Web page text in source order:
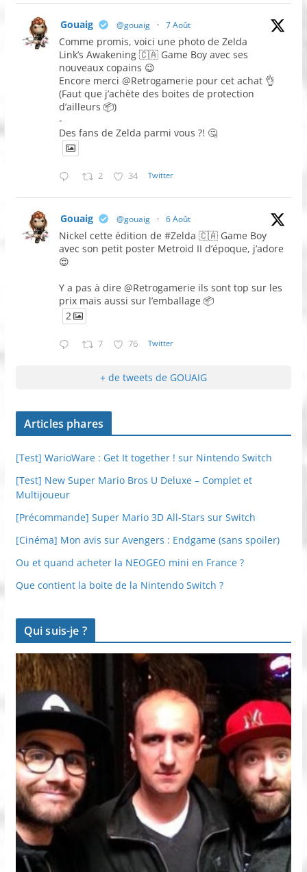
Gouaig @gouaig · 7 Août
Comme promis, voici une photo de Zelda
Link’s Awakening 🇨🇦 Game Boy avec ses
nouveaux copains 😉
Encore merci @Retrogamerie pour cet achat 👌
(Faut que j’achète des boites de protection
d’ailleurs 📦)
-
Des fans de Zelda parmi vous ?! 🤔
2 34 Twitter
Gouaig @gouaig · 6 Août
Nickel cette édition de #Zelda 🇨🇦 Game Boy
avec son petit poster Metroid II d’époque, j’adore
😍
Y a pas à dire @Retrogamerie ils sont top sur les
prix mais aussi sur l’emballage 📦
2
7 76 Twitter
+ de tweets de GOUAIG
Articles phares
[Test] WarioWare : Get It together ! sur Nintendo Switch
[Test] New Super Mario Bros U Deluxe – Complet et
Multijoueur
[Précommande] Super Mario 3D All-Stars sur Switch
[Cinéma] Mon avis sur Avengers : Endgame (sans spoiler)
Ou et quand acheter la NEOGEO mini en France ?
Que contient la boite de la Nintendo Switch ?
Qui suis-je ?